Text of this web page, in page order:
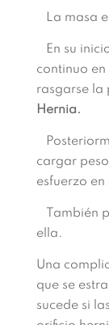
La masa
En su
continuo
rasgarse la
Hernia.
cargar
esfuerzo
También
ella.
Una
que se
sucede si